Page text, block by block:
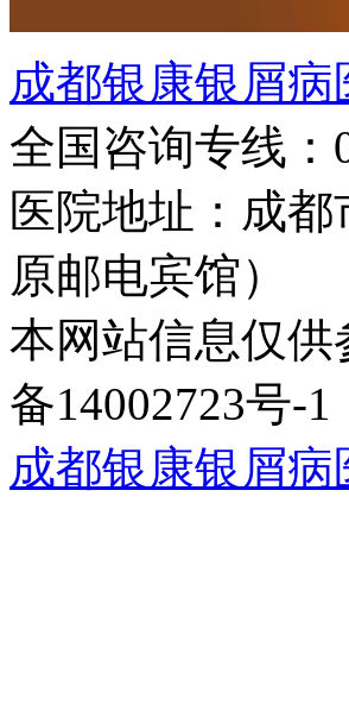
成都银康银屑病
全国咨询专线：
医院地址：成
原邮电宾馆）
本网站信息仅供
备14002723号-1
成都银康银屑病